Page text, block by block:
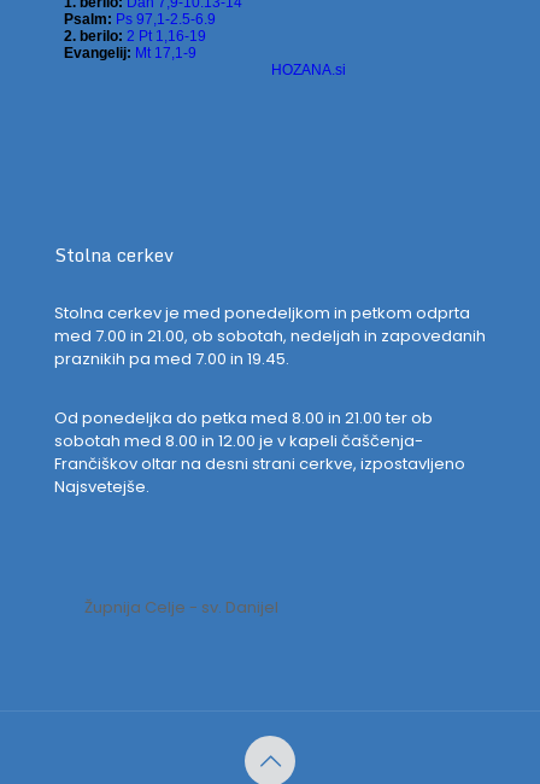
Stolna cerkev
Stolna cerkev je med ponedeljkom in petkom odprta
med 7.00 in 21.00, ob sobotah, nedeljah in zapovedanih
praznikih pa med 7.00 in 19.45.
Od ponedeljka do petka med 8.00 in 21.00 ter ob
sobotah med 8.00 in 12.00 je v kapeli čaščenja-
Frančiškov oltar na desni strani cerkve, izpostavljeno
Najsvetejše.
Župnija Celje - sv. Danijel